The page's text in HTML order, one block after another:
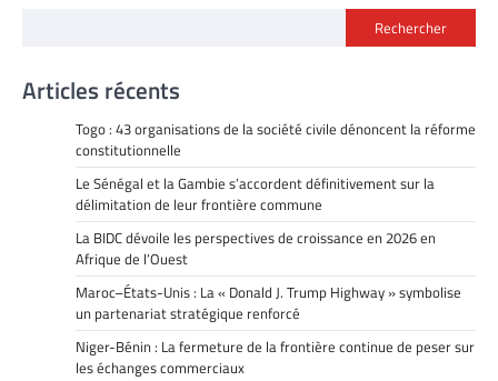
Rechercher
Articles récents
Togo : 43 organisations de la société civile dénoncent la réforme
constitutionnelle
Le Sénégal et la Gambie s’accordent définitivement sur la
délimitation de leur frontière commune
La BIDC dévoile les perspectives de croissance en 2026 en
Afrique de l’Ouest
Maroc–États-Unis : La « Donald J. Trump Highway » symbolise
un partenariat stratégique renforcé
Niger-Bénin : La fermeture de la frontière continue de peser sur
les échanges commerciaux